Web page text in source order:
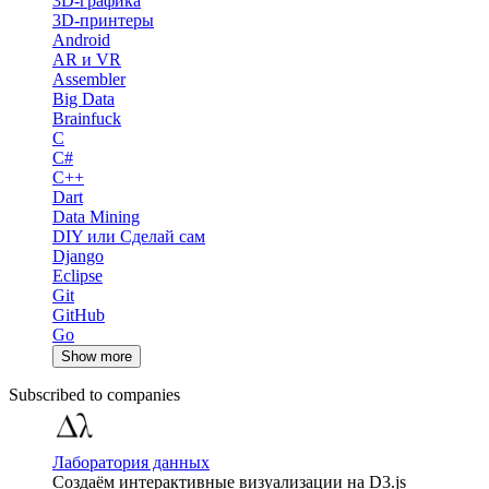
3D-принтеры
Android
AR и VR
Assembler
Big Data
Brainfuck
C
C#
C++
Dart
Data Mining
DIY или Сделай сам
Django
Eclipse
Git
GitHub
Go
Show more
Subscribed to companies
Лаборатория данных
Создаём интерактивные визуализации на D3.js